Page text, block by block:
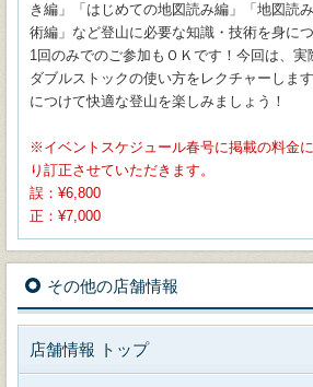
き編」「はじめての地図読み編」「地図読
術編」など登山に必要な知識・技術を身につ
1回のみでのご参加もＯＫです！今回は、実
ダブルストックの使い方をレクチャーしま
につけて快適な登山を楽しみましょう！
イベントスケジュール春号に掲載の料金
り訂正させていただきます。
誤：¥6,800
正：¥7,000
その他の店舗情報
店舗情報 トップ